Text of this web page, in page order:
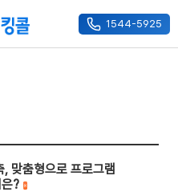
1544-5925
맞춤형으로 프로그램
?